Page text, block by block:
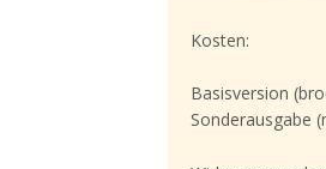
Kosten:
Basisversion
Sonderausgabe